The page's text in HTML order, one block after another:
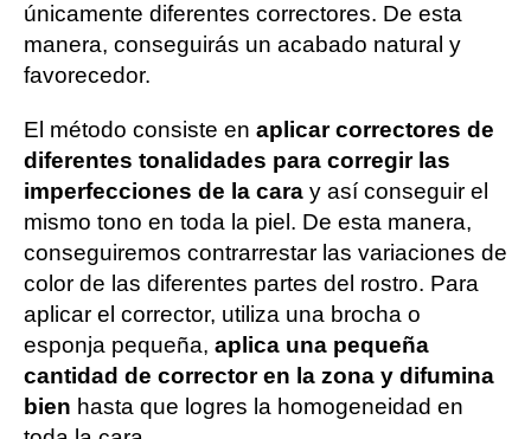
únicamente diferentes correctores. De esta
manera, conseguirás un acabado natural y
favorecedor.
El método consiste en aplicar correctores de
diferentes tonalidades para corregir las
imperfecciones de la cara y así conseguir el
mismo tono en toda la piel. De esta manera,
conseguiremos contrarrestar las variaciones de
color de las diferentes partes del rostro. Para
aplicar el corrector, utiliza una brocha o
esponja pequeña, aplica una pequeña
cantidad de corrector en la zona y difumina
bien hasta que logres la homogeneidad en